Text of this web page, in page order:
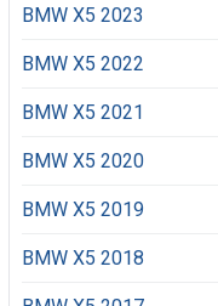
BMW X5 2023
BMW X5 2022
BMW X5 2021
BMW X5 2020
BMW X5 2019
BMW X5 2018